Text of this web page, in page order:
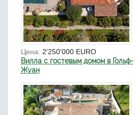
Цена: 2'250'000 EURO
Вилла с гостевым домом в Гольф-
Жуан